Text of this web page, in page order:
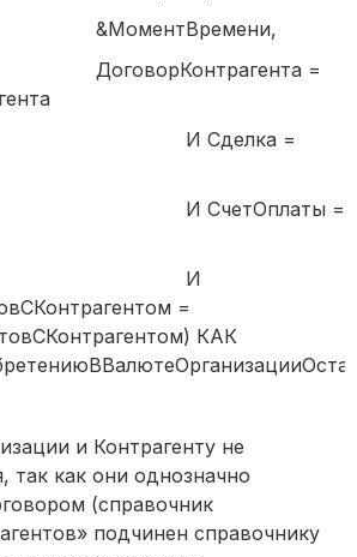
=
=
=
=
КАК
и Контрагенту не
так как они однозначно
(справочник
подчинен справочнику